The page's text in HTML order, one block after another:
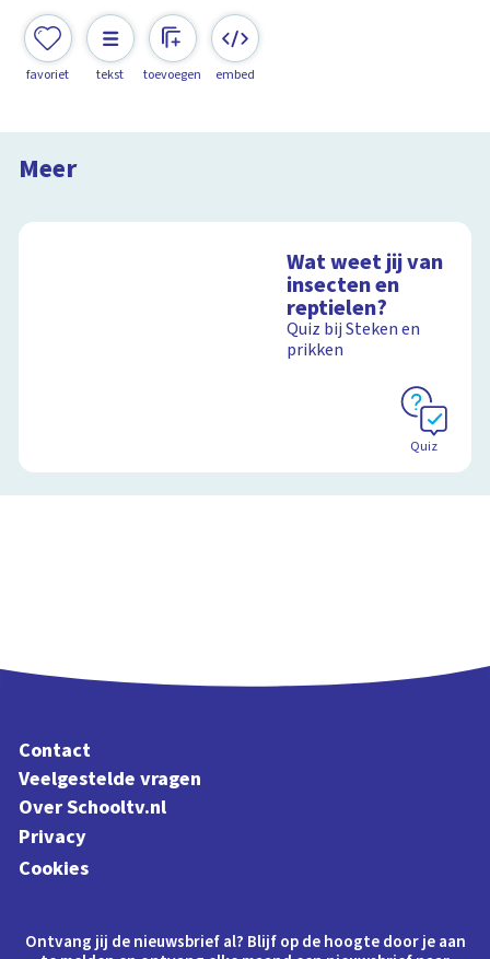
favoriet tekst toevoegen embed
Meer
De snoek
Steken en Prikken
Wat weet jij van
insecten en
reptielen?
Quiz bij Steken en
prikken
Quiz
Contact
Veelgestelde vragen
Over Schooltv.nl
Privacy
Cookies
Ontvang jij de nieuwsbrief al? Blijf op de hoogte door je aan